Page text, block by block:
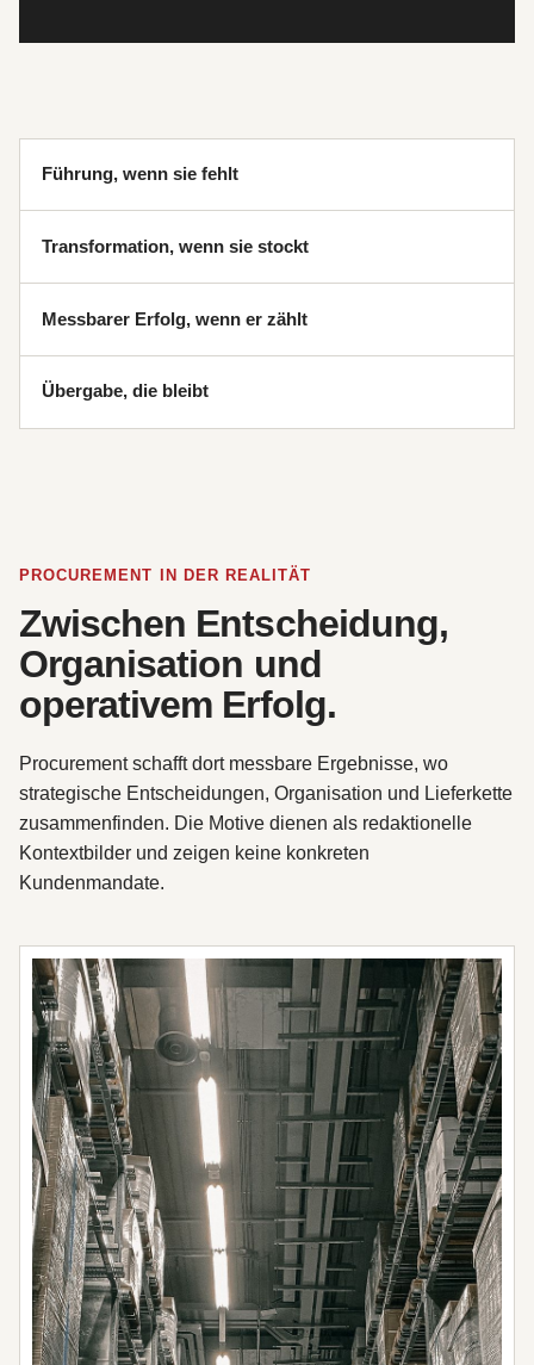
Führung, wenn sie fehlt
Transformation, wenn sie stockt
Messbarer Erfolg, wenn er zählt
Übergabe, die bleibt
PROCUREMENT IN DER REALITÄT
Zwischen Entscheidung,
Organisation und
operativem Erfolg.
Procurement schafft dort messbare Ergebnisse, wo
strategische Entscheidungen, Organisation und Lieferkette
zusammenfinden. Die Motive dienen als redaktionelle
Kontextbilder und zeigen keine konkreten
Kundenmandate.